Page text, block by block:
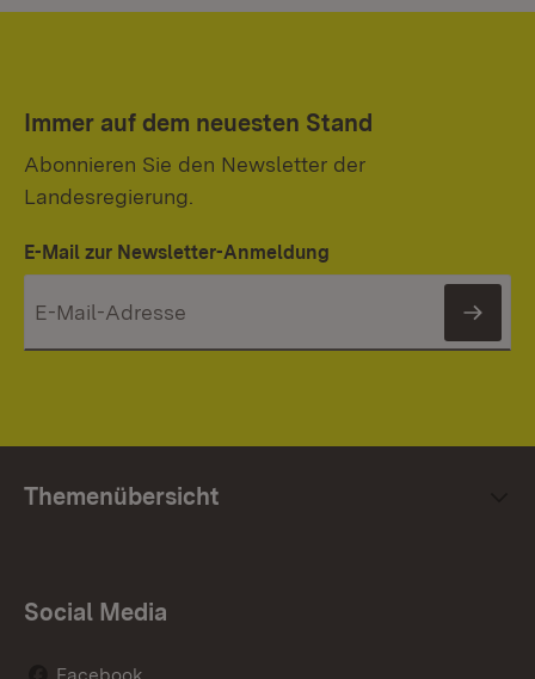
Immer auf dem neuesten Stand
Abonnieren Sie den Newsletter der
Landesregierung.
E-Mail zur Newsletter-Anmeldung
Themenübersicht
Social Media